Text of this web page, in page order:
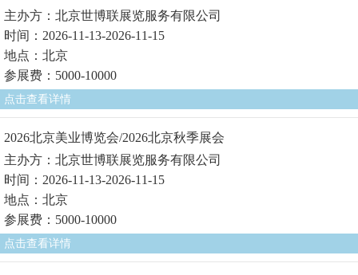
主办方：北京世博联展览服务有限公司
时间：2026-11-13-2026-11-15
地点：北京
参展费：5000-10000
点击查看详情
2026北京美业博览会/2026北京秋季展会
主办方：北京世博联展览服务有限公司
时间：2026-11-13-2026-11-15
地点：北京
参展费：5000-10000
点击查看详情